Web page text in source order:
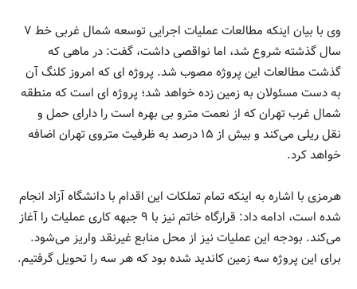
وی با بیان اینکه مطالعات عملیات اجرایی توسعه شمال غربی خط ۷
سال گذشته شروع شد، اما نواقصی داشت، گفت: در ماهی که
گذشت مطالعات این پروژه مصوب شد. پروژه ای که امروز کلنگ آن
به دست مسئولان به زمین زده خواهد شد؛ پروژه ای است که منطقه
شمال غرب تهران که از نعمت مترو بی بهره است را دارای حمل و
نقل ریلی می‌کند و بیش از ۱۵ درصد به ظرفیت متروی تهران اضافه
خواهد کرد.
هرمزی با اشاره به اینکه تمام تملکات این اقدام با دانشگاه آزاد انجام
شده است، ادامه داد: قرارگاه خاتم نیز با ۹ جبهه کاری عملیات را آغاز
می‌کند. بودجه این عملیات نیز از محل منابع غیرنقد واریز می‌شود.
برای این پروژه سه زمین کاندید شده بود که هر سه را تحویل گرفتیم.